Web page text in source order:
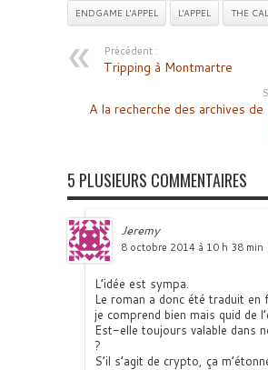
ENDGAME L'APPEL L'APPEL THE
Précédent :
Tripping à Montmartre
A la recherche des archives
5 PLUSIEURS COMMENTAIRES
Jeremy
8 octobre 2014 à 10 h 38 min
L’idée est sympa.
Le roman a donc été traduit en
je comprend bien mais quid de
Est-elle toujours valable dans
?
S’il s’agit de crypto, ça